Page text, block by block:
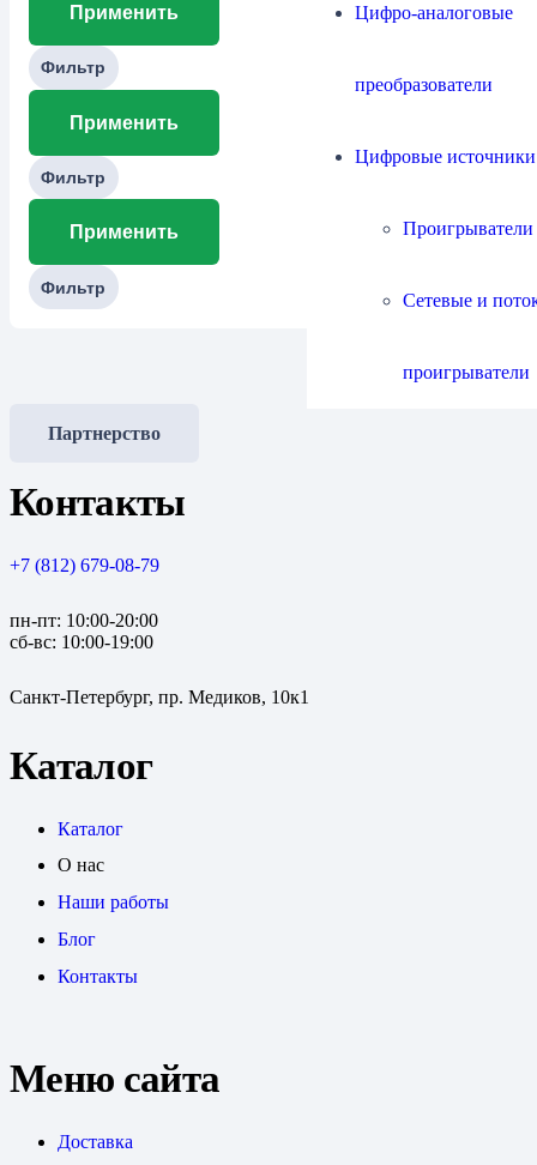
Цифро-аналоговые
преобразователи
Цифровые источники
Сетевые и
проигрыватели
Применить
Фильтр
Применить
Фильтр
Применить
Фильтр
Партнерство
Контакты
+7 (812) 679-08-79
пн-пт: 10:00-20:00
сб-вс: 10:00-19:00
Санкт-Петербург, пр. Медиков, 10к1
Каталог
Каталог
О нас
Наши работы
Блог
Контакты
Меню сайта
Доставка